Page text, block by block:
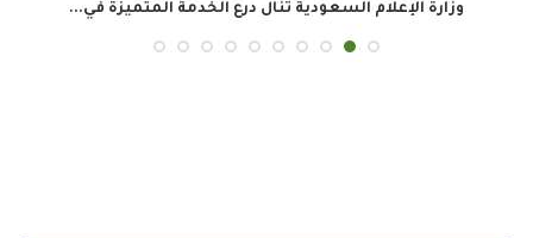
وزارة الإعلام السعودية تنال درع الخدمة المتميزة في...